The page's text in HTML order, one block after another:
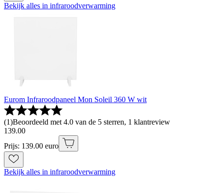
Bekijk alles in infraroodverwarming
Eurom Infraroodpaneel Mon Soleil 360 W wit
(1)Beoordeeld met 4.0 van de 5 sterren, 1 klantreview
139.00
Prijs: 139.00 euro
Bekijk alles in infraroodverwarming